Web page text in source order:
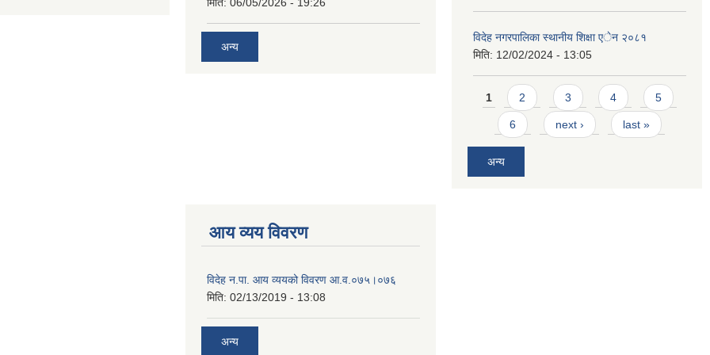
अन्य
विदेह नगरपालिका स्थानीय शिक्षा एेन २०८१
मिति: 12/02/2024 - 13:05
Pages
1 2 3 4 5
6 next › last »
अन्य
आय व्यय विवरण
विदेह न.पा. आय व्ययको विवरण आ.व.०७५।०७६
मिति: 02/13/2019 - 13:08
अन्य